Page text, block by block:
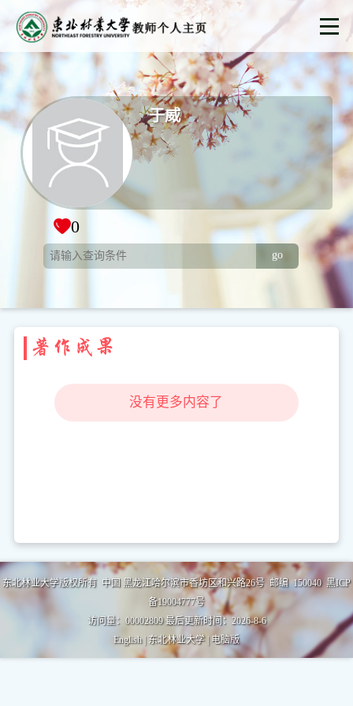
于威
0
go
著作成果
没有更多内容了
东北林业大学版权所有 中国 黑龙江哈尔滨市香坊区和兴路26号 邮编 150040 黑ICP
备19004777号
访问量： 00002809 最后更新时间：2026-8-6
English| 东北林业大学| 电脑版